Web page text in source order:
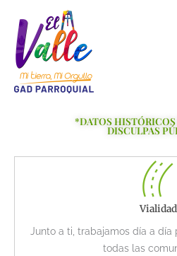
contenido
*DATOS
DISCULPAS
Vialidad
Junto a ti, trabajamos día a día
todas las